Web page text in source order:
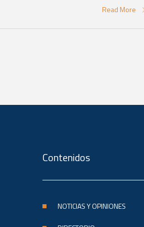
Read More
Contenidos
NOTICIAS Y OPINIONES